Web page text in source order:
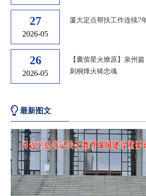
27
2026-05
厦大定点帮扶工作连续7
26
2026-05
【囊萤星火燎原】泉州
刺桐烽火铸忠魂
最新图文